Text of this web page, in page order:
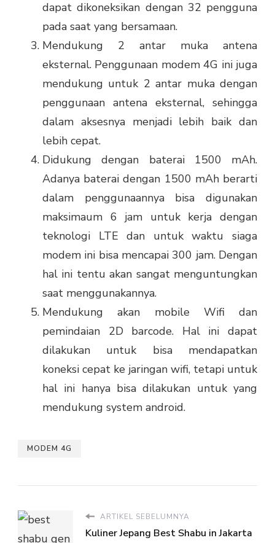
dapat dikoneksikan dengan 32 pengguna
pada saat yang bersamaan.
Mendukung 2 antar muka antena
eksternal. Penggunaan modem 4G ini juga
mendukung untuk 2 antar muka dengan
penggunaan antena eksternal, sehingga
dalam aksesnya menjadi lebih baik dan
lebih cepat.
Didukung dengan baterai 1500 mAh.
Adanya baterai dengan 1500 mAh berarti
dalam penggunaannya bisa digunakan
maksimaum 6 jam untuk kerja dengan
teknologi LTE dan untuk waktu siaga
modem ini bisa mencapai 300 jam. Dengan
hal ini tentu akan sangat menguntungkan
saat menggunakannya.
Mendukung akan mobile Wifi dan
pemindaian 2D barcode. Hal ini dapat
dilakukan untuk bisa mendapatkan
koneksi cepat ke jaringan wifi, tetapi untuk
hal ini hanya bisa dilakukan untuk yang
mendukung system android.
MODEM 4G
ARTIKEL SEBELUMNYA
Kuliner Jepang Best Shabu in Jakarta